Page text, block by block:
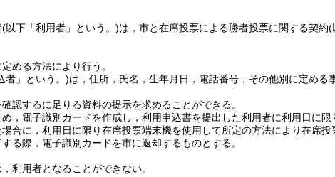
(以下「利用者」という。)は，市と在席投票による勝者投票に関する契約(
める方法により行う。
者」という。)は，住所，氏名，生年月日，電話番号，その他別に定める
認するに足りる資料の提示を求めることができる。
，電子識別カードを作成し，利用申込書を提出した利用者に利用日に限
合に，利用日に限り在席投票端末機を使用して所定の方法により在席投
る際，電子識別カードを市に返却するものとする。
利用者となることができない。